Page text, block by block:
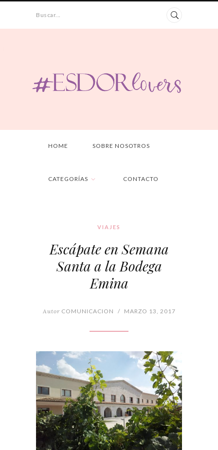
Buscar...
HOME SOBRE NOSOTROS
CATEGORÍAS CONTACTO
VIAJES
Escápate en Semana
Santa a la Bodega
Emina
AutorCOMUNICACION / MARZO 13, 2017